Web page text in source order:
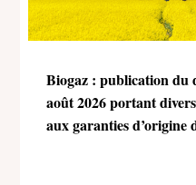
Biogaz : publication du
août 2026 portant
aux garanties d’origine